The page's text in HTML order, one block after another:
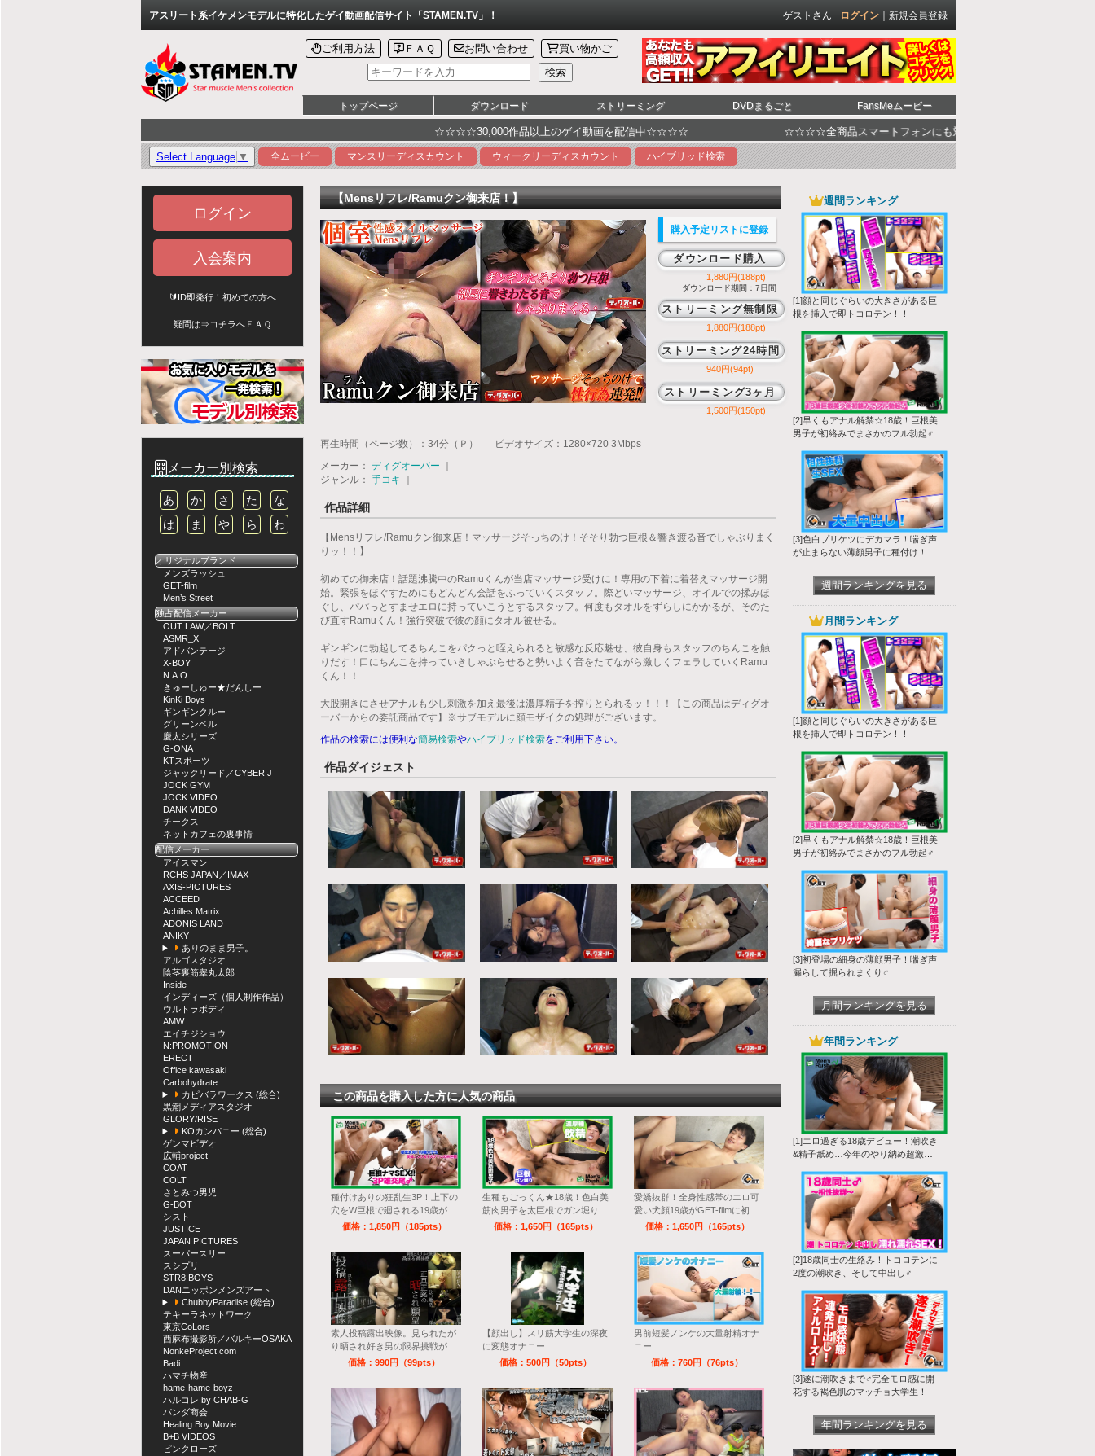
アスリート系イケメンモデルに特化したゲイ動画配信サイト「STAMEN.TV」！ ゲストさん ログイン｜ 新規会員登録
ご利用方法 ＦＡＱ お問い合わせ 買い物かご
トップページ ダウンロード ストリーミング DVDまるごと FansMeムービー
☆☆☆☆30,000作品以上のゲイ動画を配信中☆☆☆☆ ☆☆☆☆全商品スマートフォンにも対応☆☆☆☆ ☆☆☆☆ゲイ動画 ダウン
Select Language ▼ 全ムービー マンスリーディスカウント ウィークリーディスカウント ハイブリッド検索
ログイン
入会案内
🔰ID即発行！初めての方へ
疑問は⇒ コチラへＦＡＱ
メーカー別検索
あ か さ た
な
は
ま や ら わ
オリジナルブランド
メンズラッシュ
GET-film
Men’s Street
独占配信メーカー
OUT LAW／BOLT
ASMR_X
アドバンテージ
X-BOY
N.A.O
きゅーしゅー★だんしー
KinKi Boys
ギンギンクルー
グリーンベル
慶太シリーズ
G-ONA
KTスポーツ
ジャックリード／CYBER J
JOCK GYM
JOCK VIDEO
DANK VIDEO
チークス
ネットカフェの裏事情
配信メーカー
アイスマン
RCHS JAPAN／IMAX
AXIS-PICTURES
ACCEED
Achilles Matrix
ADONIS LAND
ANIKY
ありのまま男子。
アルゴスタジオ
陰茎裏筋睾丸太郎
Inside
インディーズ（個人制作作品）
ウルトラボディ
AMW
エイチジショウ
N:PROMOTION
ERECT
Office kawasaki
Carbohydrate
カピバラワークス (総合)
黒潮メディアスタジオ
GLORY/RISE
KOカンパニー (総合)
ゲンマビデオ
広輔project
COAT
COLT
さとみつ男児
G-BOT
シスト
JUSTICE
JAPAN PICTURES
スーパースリー
スシプリ
STR8 BOYS
DANニッポンメンズアート
ChubbyParadise (総合)
テキーラネットワーク
東京CoLors
西麻布撮影所／バルキーOSAKA
NonkeProject.com
Badi
ハマチ物産
hame-hame-boyz
ハルコレ by CHAB-G
パンダ商会
Healing Boy Movie
B+B VIDEOS
ピンクローズ
【Mensリフレ/Ramuクン御来店！】
購入予定リストに登録
ダウンロード購入
1,880円(188pt)
ダウンロード期間：7日間
ストリーミング無制限
1,880円(188pt)
ストリーミング24時間
940円(94pt)
ストリーミング3ヶ月
1,500円(150pt)
再生時間（ページ数）：34分（Ｐ）
ビデオサイズ：1280×720 3Mbps
メーカー： ディグオーバー
ジャンル： 手コキ
作品詳細
【Mensリフレ/Ramuクン御来店！マッサージそっちのけ！そそり勃つ巨根＆響き渡る音でしゃぶりまく
りッ！！】
初めての御来店！話題沸騰中のRamuくんが当店マッサージ受けに！専用の下着に着替えマッサージ開
始。緊張をほぐすためにもどんどん会話をふっていくスタッフ。際どいマッサージ、オイルでの揉みほ
ぐし、パパっとすませエロに持っていこうとするスタッフ。何度もタオルをずらしにかかるが、そのた
び直すRamuくん！強行突破で彼の顔にタオル被せる。
ギンギンに勃起してるちんこをパクっと咥えられると敏感な反応魅せ、彼自身もスタッフのちんこを触
りだす！口にちんこを持っていきしゃぶらせると勢いよく音をたてながら激しくフェラしていくRamu
くん！！
大股開きにさせアナルも少し刺激を加え最後は濃厚精子を搾りとられるッ！！！【この商品はディグオ
ーバーからの委託商品です】※サブモデルに顔モザイクの処理がございます。
作品の検索には便利な簡易検索やハイブリッド検索をご利用下さい。
作品ダイジェスト
この商品を購入した方に人気の商品
種付けありの狂乱生3P！上下の
穴をW巨根で廻される19歳が快
楽堕ち♂
生種もごっくん★18歳！色白美
筋肉男子を太巨根でガン堀り生
SEX♪
愛嬌抜群！全身性感帯のエロ可
愛い犬顔19歳がGET-filmに初登
場！
価格：1,850円（185pts） 価格：1,650円（165pts） 価格：1,650円（165pts）
素人投稿露出映像。見られたが
り晒され好き男の限界挑戦が責
め過ぎてた件
【顔出し】スリ筋大学生の深夜
に変態オナニー
男前短髪ノンケの大量射精オナ
ニー
価格：990円（99pts）
価格：500円（50pts） 価格：760円（76pts）
週間ランキング
[1]顔と同じぐらいの大きさがある巨
根を挿入で即トコロテン！！
[2]早くもアナル解禁☆18歳！巨根美
男子が初絡みでまさかのフル勃起♂
[3]色白プリケツにデカマラ！喘ぎ声
が止まらない薄顔男子に種付け！
週間ランキングを見る
月間ランキング
[1]顔と同じぐらいの大きさがある巨
根を挿入で即トコロテン！！
[2]早くもアナル解禁☆18歳！巨根美
男子が初絡みでまさかのフル勃起♂
[3]初登場の細身の薄顔男子！喘ぎ声
漏らして掘られまくり♂
月間ランキングを見る
年間ランキング
[1]エロ過ぎる18歳デビュー！潮吹き
&精子舐め…今年のやり納め超激生
[2]18歳同士の生絡み！トコロテンに
2度の潮吹き、そして中出し♂
[3]遂に潮吹きまで♂完全モロ感に開
花する褐色肌のマッチョ大学生！
年間ランキングを見る